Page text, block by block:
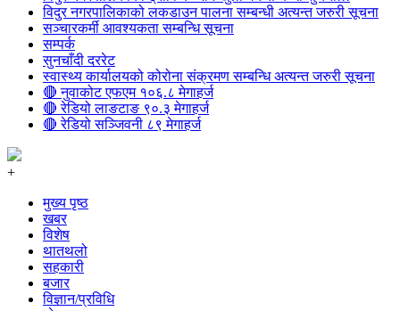
विदुर नगरपालिकाको लकडाउन पालना सम्बन्धी अत्यन्त जरुरी सूचना
सञ्चारकर्मी आवश्यकता सम्बन्धि सूचना
सम्पर्क
सुनचाँदी दररेट
स्वास्थ्य कार्यालयको कोरोना संक्रमण सम्बन्धि अत्यन्त जरुरी सूचना
🔴 नुवाकोट एफएम १०६.८ मेगाहर्ज
🔴 रेडियो लाङटाङ ९०.३ मेगाहर्ज
🔴 रेडियो सञ्जिवनी ८९ मेगाहर्ज
+
मुख्य पृष्ठ
खबर
विशेष
थातथलो
सहकारी
बजार
विज्ञान/प्रविधि